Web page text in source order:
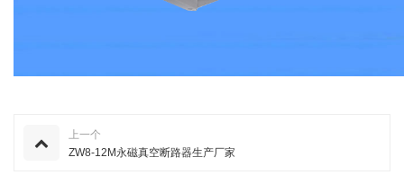
上一个
ZW8-12M永磁真空断路器生产厂家